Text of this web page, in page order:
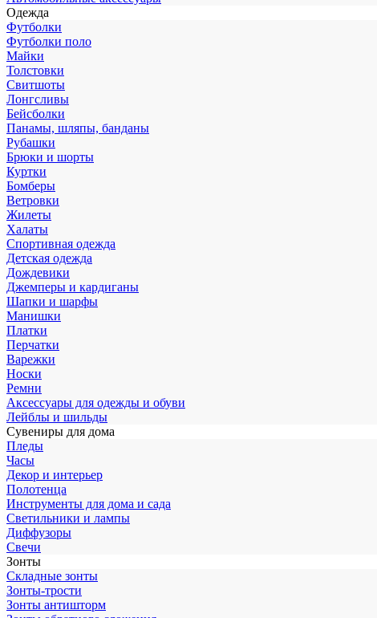
Одежда
Футболки
Футболки поло
Майки
Толстовки
Свитшоты
Лонгсливы
Бейсболки
Панамы, шляпы, банданы
Рубашки
Брюки и шорты
Куртки
Бомберы
Ветровки
Жилеты
Халаты
Спортивная одежда
Детская одежда
Дождевики
Джемперы и кардиганы
Шапки и шарфы
Манишки
Платки
Перчатки
Варежки
Носки
Ремни
Аксессуары для одежды и обуви
Лейблы и шильды
Сувениры для дома
Пледы
Часы
Декор и интерьер
Полотенца
Инструменты для дома и сада
Светильники и лампы
Диффузоры
Свечи
Зонты
Складные зонты
Зонты-трости
Зонты антишторм